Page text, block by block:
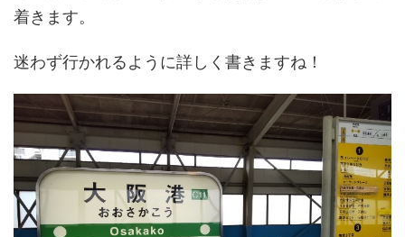
着きます。
迷わず行かれるように詳しく書きますね！